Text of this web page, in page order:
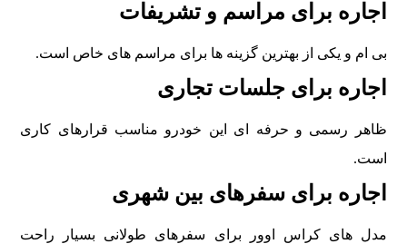
اجاره برای مراسم و تشريفات
بی ام و يکی از بهترين گزينه ها برای مراسم های خاص است.
اجاره برای جلسات تجاری
ظاهر رسمی و حرفه ای اين خودرو مناسب قرارهای کاری
است.
اجاره برای سفرهای بين شهری
مدل های کراس اوور برای سفرهای طولانی بسيار راحت